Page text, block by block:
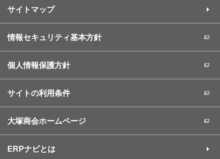
サイトマップ
情報セキュリティ基本方針
個人情報保護方針
サイトの利用条件
大塚商会ホームページ
ERPナビとは